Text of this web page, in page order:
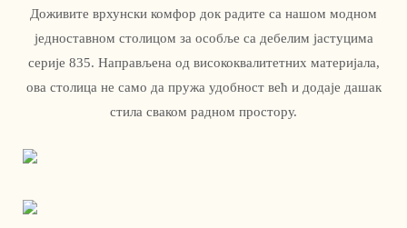
Доживите врхунски комфор док радите са нашом модном
једноставном столицом за особље са дебелим јастуцима
серије 835. Направљена од висококвалитетних материјала,
ова столица не само да пружа удобност већ и додаје дашак
стила сваком радном простору.